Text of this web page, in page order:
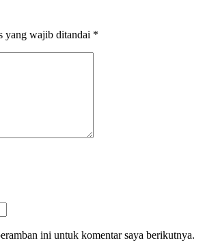
yang wajib ditandai *
ini untuk komentar saya berikutnya.